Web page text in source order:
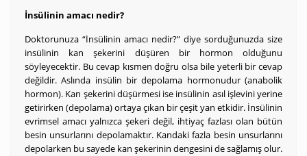
İnsülinin amacı nedir?
Doktorunuza “İnsülinin amacı nedir?” diye sorduğunuzda size
insülinin kan şekerini düşüren bir hormon olduğunu
söyleyecektir. Bu cevap kısmen doğru olsa bile yeterli bir cevap
değildir. Aslında insülin bir depolama hormonudur (anabolik
hormon). Kan şekerini düşürmesi ise insülinin asıl işlevini yerine
getirirken (depolama) ortaya çıkan bir çeşit yan etkidir. İnsülinin
evrimsel amacı yalnızca şekeri değil, ihtiyaç fazlası olan bütün
besin unsurlarını depolamaktır. Kandaki fazla besin unsurlarını
depolarken bu sayede kan şekerinin dengesini de sağlamış olur.